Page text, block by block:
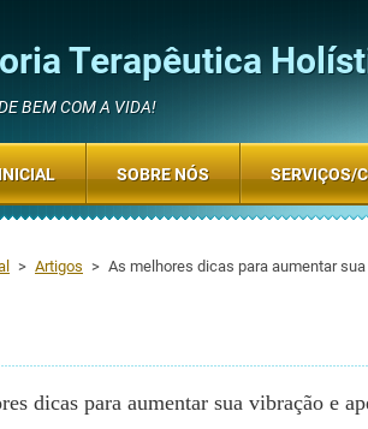
Terapêutica
BEM COM A VIDA!
> Artigos > As melhores dicas para aumentar
dicas para aumentar sua vibração e
SOBRE NÓS SERVIÇOS/